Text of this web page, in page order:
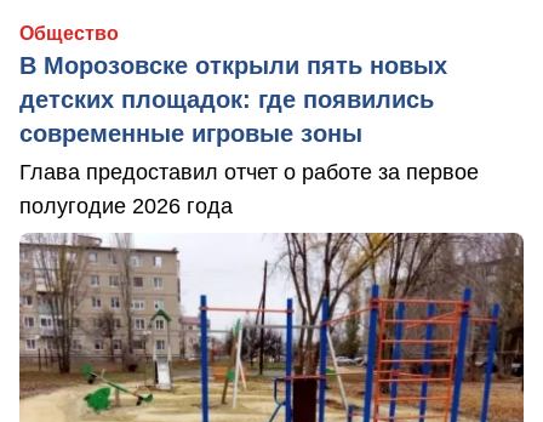
Общество
В Морозовске открыли пять новых
детских площадок: где появились
современные игровые зоны
Глава предоставил отчет о работе за первое
полугодие 2026 года